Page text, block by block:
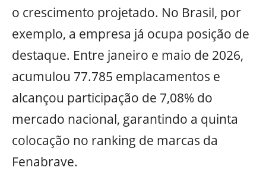
o crescimento projetado. No Brasil, por
exemplo, a empresa já ocupa posição de
destaque. Entre janeiro e maio de 2026,
acumulou 77.785 emplacamentos e
alcançou participação de 7,08% do
mercado nacional, garantindo a quinta
colocação no ranking de marcas da
Fenabrave.